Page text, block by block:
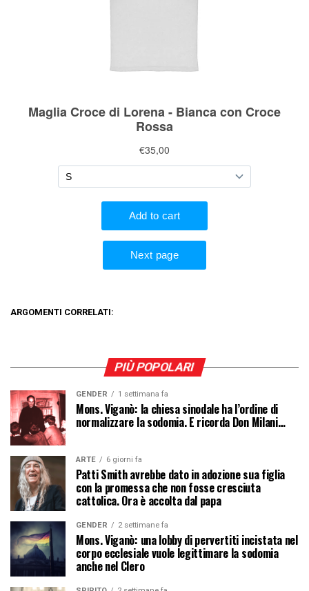
ARGOMENTI CORRELATI:
PIÙ POPOLARI
GENDER 1 settimana fa
Mons. Viganò: la chiesa sinodale ha l’ordine di
normalizzare la sodomia. E ricorda Don Milani…
ARTE 6 giorni fa
Patti Smith avrebbe dato in adozione sua figlia
con la promessa che non fosse cresciuta
cattolica. Ora è accolta dal papa
GENDER 2 settimane fa
Mons. Viganò: una lobby di pervertiti incistata nel
corpo ecclesiale vuole legittimare la sodomia
anche nel Clero